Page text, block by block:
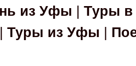
из Уфы
Туры в
Туры из Уфы